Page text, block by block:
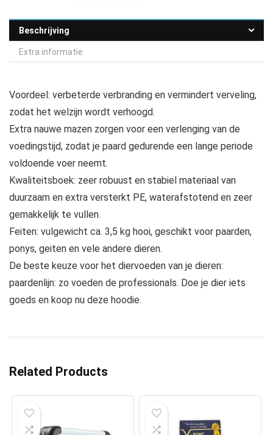
Beschrijving
Extra informatie
Voordeel: verbeterde verbranding en vermindert verveling,
zodat het welzijn wordt verhoogd.
Extra nauwe mazen zorgen voor een verlenging van de
voedingstijd, zodat je paard gedurende een lange periode
voldoende voer neemt.
Kwaliteitsboek: zeer robuust en stabiel materiaal van
duurzaam en extra versterkt PE, waterafstotend en zeer
gemakkelijk te vullen.
Feiten: vulgewicht ca. 3,5 kg hooi, geschikt voor paarden,
ponys, geiten en vele andere dieren.
De beste keuze voor het diervoeden van je dieren:
paardenlijn: zo voeden de professionals. Doe je dier iets
goeds en koop nu deze hoodie.
Related Products